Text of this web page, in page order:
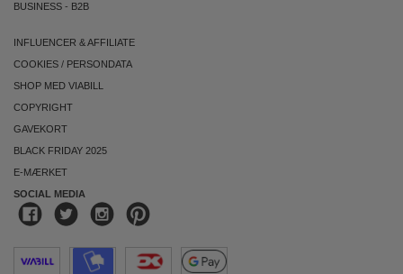
BUSINESS - B2B
INFLUENCER & AFFILIATE
COOKIES / PERSONDATA
SHOP MED VIABILL
COPYRIGHT
GAVEKORT
BLACK FRIDAY 2025
E-MÆRKET
SOCIAL MEDIA